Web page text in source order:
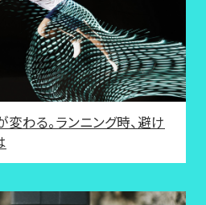
変わる。ランニング時、避け